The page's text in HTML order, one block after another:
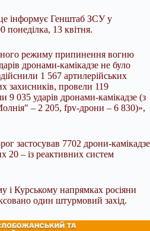
інформує Генштаб ЗСУ у
понеділка, 13 квітня.
режиму припинення вогню
дронами-камікадзе не було
1 567 артилерійських
захисників, провели 119
9 035 ударів дронами-камікадзе (з
– 2 205, fpv-дрони – 6 830)»,
застосував 7702 дрони-камікадзе
20 – із реактивних систем
і Курському напрямках росіяни
один штурмовий захід.